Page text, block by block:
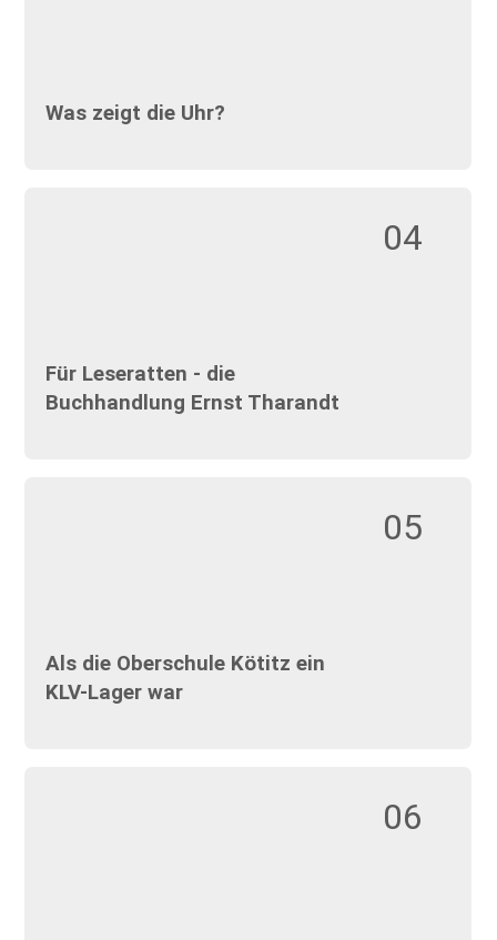
Was zeigt die Uhr?
04
Für Leseratten - die
Buchhandlung Ernst Tharandt
05
Als die Oberschule Kötitz ein
KLV-Lager war
06